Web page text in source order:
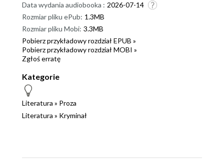
Data wydania audiobooka : 2026-07-14
Rozmiar pliku ePub: 1.3MB
Rozmiar pliku Mobi: 3.3MB
Pobierz przykładowy rozdział EPUB »
Pobierz przykładowy rozdział MOBI »
Zgłoś erratę
Kategorie
Literatura » Proza
Literatura » Kryminał